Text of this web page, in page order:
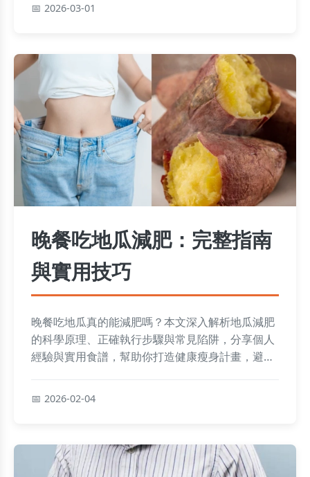
2026-03-01
晚餐吃地瓜減肥：完整指南
與實用技巧
晚餐吃地瓜真的能減肥嗎？本文深入解析地瓜減肥
的科學原理、正確執行步驟與常見陷阱，分享個人
經驗與實用食譜，幫助你打造健康瘦身計畫，避免
2026-02-04